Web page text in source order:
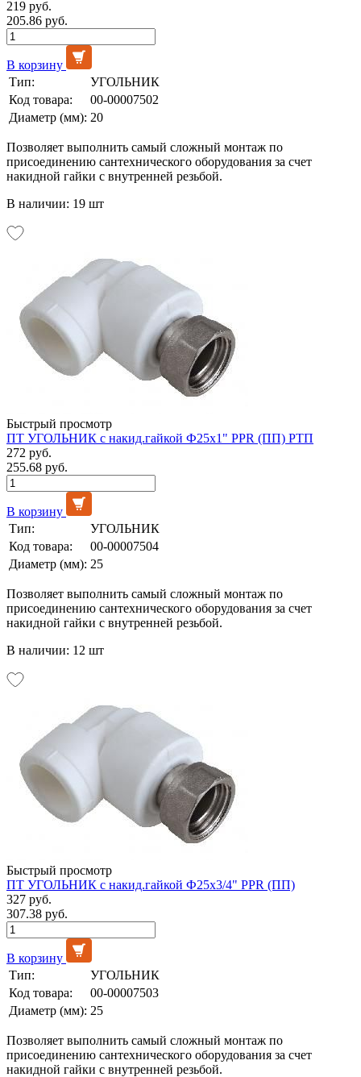
219 руб.
205.86 руб.
В корзину
Тип:
УГОЛЬНИК
Код товара:
00-00007502
Диаметр (мм): 20
Позволяет выполнить самый сложный монтаж по
присоединению сантехнического оборудования за счет
накидной гайки с внутренней резьбой.
В наличии: 19 шт
Быстрый просмотр
ПТ УГОЛЬНИК с накид.гайкой Ф25х1" PPR (ПП) РТП
272 руб.
255.68 руб.
В корзину
Тип:
УГОЛЬНИК
Код товара:
00-00007504
Диаметр (мм): 25
Позволяет выполнить самый сложный монтаж по
присоединению сантехнического оборудования за счет
накидной гайки с внутренней резьбой.
В наличии: 12 шт
Быстрый просмотр
ПТ УГОЛЬНИК с накид.гайкой Ф25х3/4" PPR (ПП)
327 руб.
307.38 руб.
В корзину
Тип:
УГОЛЬНИК
Код товара:
00-00007503
Диаметр (мм): 25
Позволяет выполнить самый сложный монтаж по
присоединению сантехнического оборудования за счет
накидной гайки с внутренней резьбой.